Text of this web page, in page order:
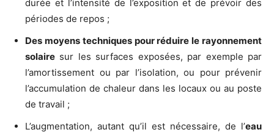
durée et l’intensité de l’exposition et de prévoir des
périodes de repos ;
Des moyens techniques pour réduire le rayonnement
solaire sur les surfaces exposées, par exemple par
l’amortissement ou par l’isolation, ou pour prévenir
l’accumulation de chaleur dans les locaux ou au poste
de travail ;
L’augmentation, autant qu’il est nécessaire, de l’eau